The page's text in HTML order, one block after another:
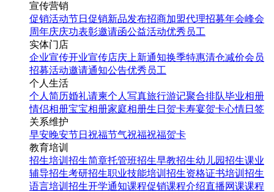
宣传营销
促销活动节日促销新品发布招商加盟代理招募年会峰会
周年庆庆功表彰邀请函公益活动优秀员工
实体门店
企业宣传开业宣传店庆 上新通知换季特惠清仓减价会员
招募活动邀请通知公告优秀员工
个人生活
个人简历婚礼请柬个人写真旅行游记聚合排队毕业相册
情侣相册宝宝相册家庭相册生日贺卡寿宴贺卡心情日签
关系维护
早安晚安节日祝福节气祝福祝福贺卡
教育培训
招生培训 招生简章托管班招生早教招生幼儿园招生课业
辅导招生考研招生职业技能培训招生资格证书培训招生
语言培训招生开学通知课程促销课程介绍直播网课课程